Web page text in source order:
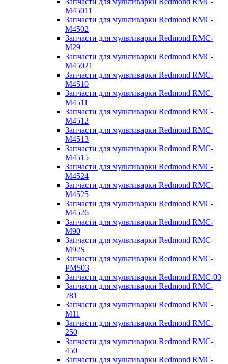
M45011
Запчасти для мультиварки Redmond RMC-
M4502
Запчасти для мультиварки Redmond RMC-
M29
Запчасти для мультиварки Redmond RMC-
M45021
Запчасти для мультиварки Redmond RMC-
M4510
Запчасти для мультиварки Redmond RMC-
M4511
Запчасти для мультиварки Redmond RMC-
M4512
Запчасти для мультиварки Redmond RMC-
M4513
Запчасти для мультиварки Redmond RMC-
M4515
Запчасти для мультиварки Redmond RMC-
M4524
Запчасти для мультиварки Redmond RMC-
M4525
Запчасти для мультиварки Redmond RMC-
M4526
Запчасти для мультиварки Redmond RMC-
M90
Запчасти для мультиварки Redmond RMC-
M92S
Запчасти для мультиварки Redmond RMC-
PM503
Запчасти для мультиварки Redmond RMC-03
Запчасти для мультиварки Redmond RMC-
281
Запчасти для мультиварки Redmond RMC-
M11
Запчасти для мультиварки Redmond RMC-
250
Запчасти для мультиварки Redmond RMC-
450
Запчасти для мультиварки Redmond RMC-